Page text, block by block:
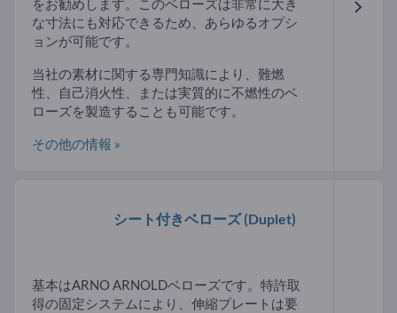
をお勧めします。このベローズは非常に大き
な寸法にも対応できるため、あらゆるオプシ
ョンが可能です。
当社の素材に関する専門知識により、難燃
性、自己消火性、または実質的に不燃性のベ
ローズを製造することも可能です。
その他の情報 »
シート付きベローズ(Duplet)
基本はARNO ARNOLDベローズです。特許取
得の固定システムにより、伸縮プレートは要